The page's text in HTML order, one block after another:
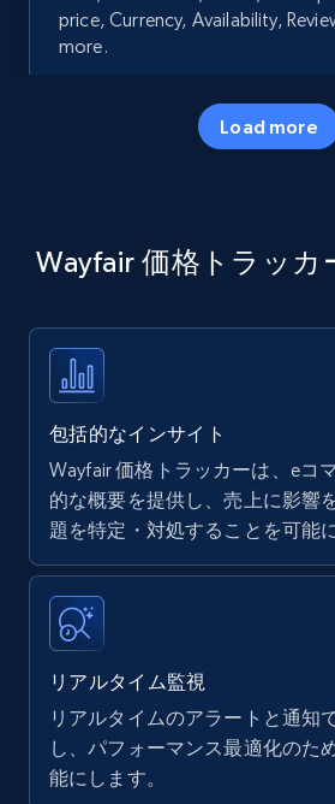
price, Currency, Availability,
more.
5.7K+
specific keywords
price, Currency, Availability,
more.
Amazon products - find
upc numbers
Title, Seller name, Brand,
price, Currency, Availability,
more.
35.2K+ 5.7K+
Load more
Wayfair 価格トラッカ
包括的なインサイト
Wayfair 価格トラッカーは、eコ
的な概要を提供し、売上に影響
題を特定・対処することを可能
リアルタイム監視
リアルタイムのアラートと通知
し、パフォーマンス最適化のた
能にします。